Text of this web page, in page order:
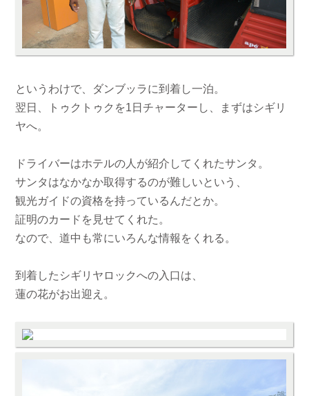
というわけで、ダンブッラに到着し一泊。
翌日、トゥクトゥクを1日チャーターし、まずはシギリ
ヤへ。
ドライバーはホテルの人が紹介してくれたサンタ。
サンタはなかなか取得するのが難しいという、
観光ガイドの資格を持っているんだとか。
証明のカードを見せてくれた。
なので、道中も常にいろんな情報をくれる。
到着したシギリヤロックへの入口は、
蓮の花がお出迎え。